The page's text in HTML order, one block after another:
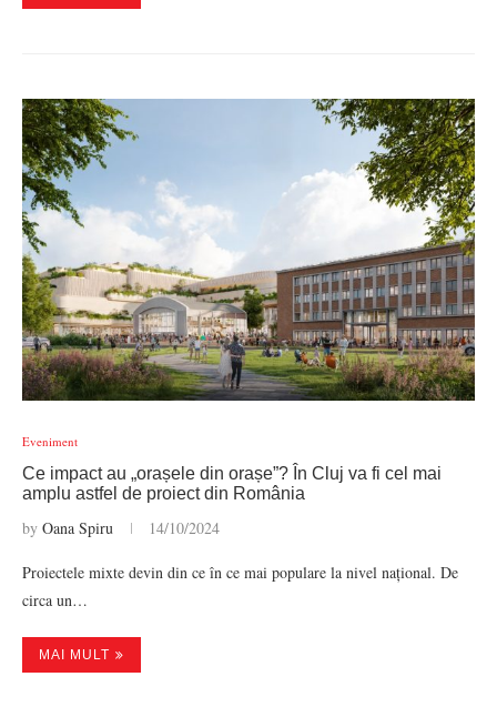
Eveniment
Ce impact au „orașele din orașe”? În Cluj va fi cel mai
amplu astfel de proiect din România
by Oana Spiru 14/10/2024
Proiectele mixte devin din ce în ce mai populare la nivel național. De
circa un…
MAI MULT